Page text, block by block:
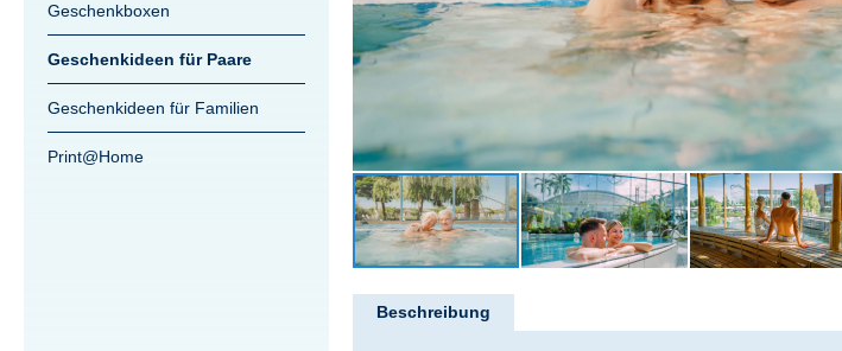
Anfang
Beschreibung
Geschenkboxen
Geschenkideen für Paare
Geschenkideen für Familien
Print@Home